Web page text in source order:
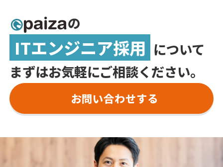
その中から個別にお会いしたい求
職者へは、さらにプラチナスカウ
トを送信してください。
セスの向上を支援しますのでご安心く
ださい。
の
ITエンジニア採用 について
まずはお気軽にご相談ください。
お問い合わせする